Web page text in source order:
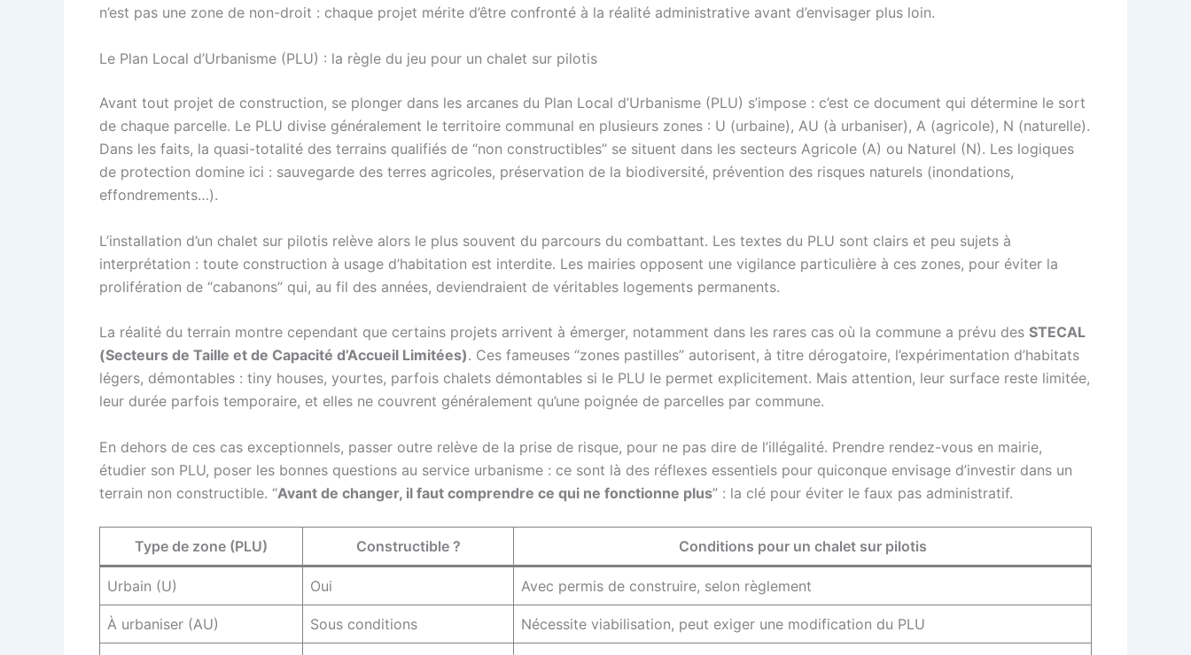
n’est pas une zone de non-droit : chaque projet mérite d’être confronté à la réalité administrative avant d’envisager plus loin.
Le Plan Local d’Urbanisme (PLU) : la règle du jeu pour un chalet sur pilotis
Avant tout projet de construction, se plonger dans les arcanes du Plan Local d’Urbanisme (PLU) s’impose : c’est ce document qui détermine le sort
de chaque parcelle. Le PLU divise généralement le territoire communal en plusieurs zones : U (urbaine), AU (à urbaniser), A (agricole), N (naturelle).
Dans les faits, la quasi-totalité des terrains qualifiés de “non constructibles” se situent dans les secteurs Agricole (A) ou Naturel (N). Les logiques
de protection domine ici : sauvegarde des terres agricoles, préservation de la biodiversité, prévention des risques naturels (inondations,
effondrements…).
L’installation d’un chalet sur pilotis relève alors le plus souvent du parcours du combattant. Les textes du PLU sont clairs et peu sujets à
interprétation : toute construction à usage d’habitation est interdite. Les mairies opposent une vigilance particulière à ces zones, pour éviter la
prolifération de “cabanons” qui, au fil des années, deviendraient de véritables logements permanents.
La réalité du terrain montre cependant que certains projets arrivent à émerger, notamment dans les rares cas où la commune a prévu des STECAL
(Secteurs de Taille et de Capacité d’Accueil Limitées). Ces fameuses “zones pastilles” autorisent, à titre dérogatoire, l’expérimentation d’habitats
légers, démontables : tiny houses, yourtes, parfois chalets démontables si le PLU le permet explicitement. Mais attention, leur surface reste limitée,
leur durée parfois temporaire, et elles ne couvrent généralement qu’une poignée de parcelles par commune.
En dehors de ces cas exceptionnels, passer outre relève de la prise de risque, pour ne pas dire de l’illégalité. Prendre rendez-vous en mairie,
étudier son PLU, poser les bonnes questions au service urbanisme : ce sont là des réflexes essentiels pour quiconque envisage d’investir dans un
terrain non constructible. “Avant de changer, il faut comprendre ce qui ne fonctionne plus” : la clé pour éviter le faux pas administratif.
Type de zone (PLU) Constructible ? Conditions pour un chalet sur pilotis
Urbain (U) Oui Avec permis de construire, selon règlement
À urbaniser (AU) Sous conditions Nécessite viabilisation, peut exiger une modification du PLU